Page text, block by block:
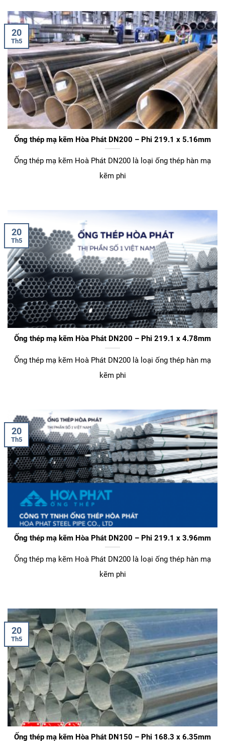
Ống thép mạ kẽm Hòa Phát DN200 – Phi 219.1 x 5.16mm
Ống thép mạ kẽm Hoà Phát DN200 là loại ống thép hàn mạ
kẽm phi
20
Th5
Ống thép mạ kẽm Hòa Phát DN200 – Phi 219.1 x 4.78mm
Ống thép mạ kẽm Hoà Phát DN200 là loại ống thép hàn mạ
kẽm phi
20
Th5
Ống thép mạ kẽm Hòa Phát DN200 – Phi 219.1 x 3.96mm
Ống thép mạ kẽm Hoà Phát DN200 là loại ống thép hàn mạ
kẽm phi
20
Th5
Ống thép mạ kẽm Hòa Phát DN150 – Phi 168.3 x 6.35mm
20
Th5